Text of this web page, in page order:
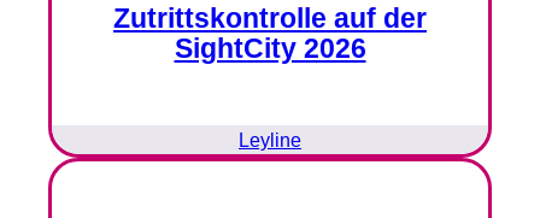
Zutrittskontrolle auf der
SightCity 2026
Leyline